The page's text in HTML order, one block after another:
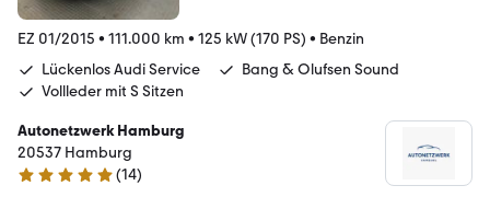
EZ 01/2015 • 111.000 km • 125 kW (170 PS) • Benzin
Lückenlos Audi Service
Bang & Olufsen Sound
Vollleder mit S Sitzen
Autonetzwerk Hamburg
20537 Hamburg
4.9 Sterne
(14)